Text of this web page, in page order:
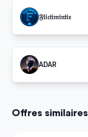
𝔉𝔩𝔦𝔠𝔱𝔦𝔪𝔦𝔫𝔱𝔦𝔢
ADAR
Offres similaires